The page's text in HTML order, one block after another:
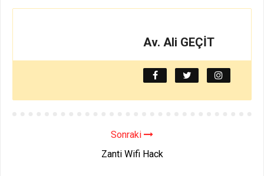
Av. Ali GEÇİT
Sonraki
Zanti Wifi Hack